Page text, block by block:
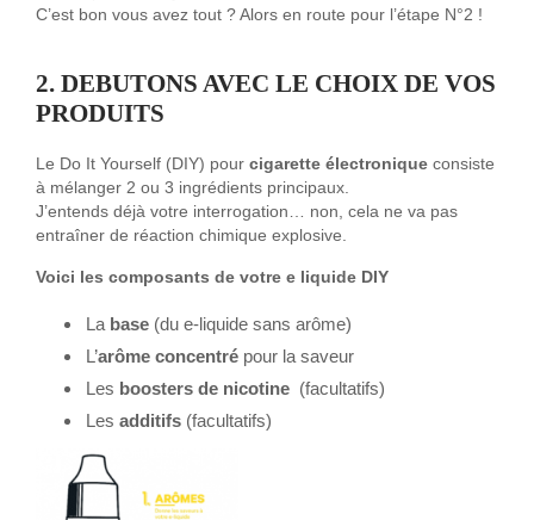
C’est bon vous avez tout ? Alors en route pour l’étape N°2 !
2. DEBUTONS AVEC LE CHOIX DE VOS
PRODUITS
Le Do It Yourself (DIY) pour cigarette électronique consiste
à mélanger 2 ou 3 ingrédients principaux.
J’entends déjà votre interrogation… non, cela ne va pas
entraîner de réaction chimique explosive.
Voici les composants de votre e liquide DIY
La base (du e-liquide sans arôme)
L’arôme concentré pour la saveur
Les boosters de nicotine (facultatifs)
Les additifs (facultatifs)